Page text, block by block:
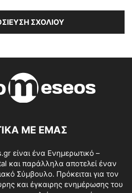
ΜΕ ΕΜΑΣ
είναι ένα Ενημερωτικό –
και παράλληλα αποτελεί έναν
Σύμβουλο. Πρόκειται για τον
και έγκαιρης ενημέρωσης του